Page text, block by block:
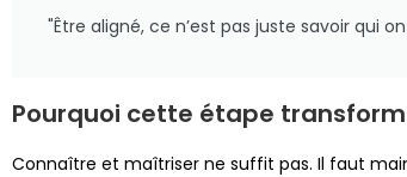
"Être aligné, ce n’est pas juste savoir qui
Pourquoi cette étape
Connaître et maîtriser ne suffit pas. Il faut